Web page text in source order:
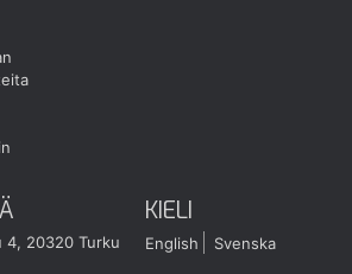
4, 20320 Turku
KIELI
English Svenska